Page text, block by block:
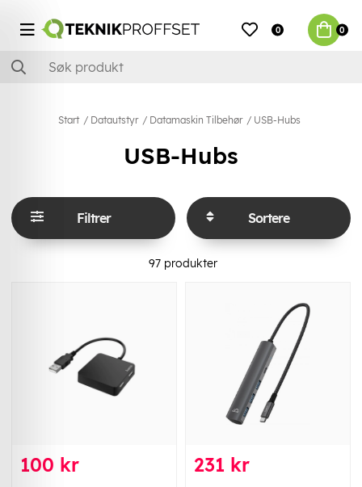
0 0
Start Datautstyr Datamaskin Tilbehør USB-Hubs
USB-Hubs
Filtrer Sortere
97produkter
100 kr 231 kr